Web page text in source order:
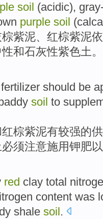
soil (acidic),
purple soil (
紫泥、红棕紫泥
和石灰性紫色土。
should be
soil to
红棕紫泥有较强的供
必须注意施用钾肥以
red clay total
content was
shale soil.